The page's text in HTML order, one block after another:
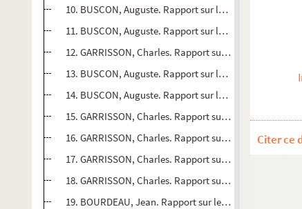
10. BUSCON, Auguste. Rapport sur les concours de
11. BUSCON, Auguste. Rapport sur les concours de
12. GARRISSON, Charles. Rapport sur le concours de
13. BUSCON, Auguste. Rapport sur le concours de
14. BUSCON, Auguste. Rapport sur le concours de
15. GARRISSON, Charles. Rapport sur le concours de
16. GARRISSON, Charles. Rapport sur le concours de
17. GARRISSON, Charles. Rapport sur le concours de
18. GARRISSON, Charles. Rapport sur les concours pour
19. BOURDEAU, Jean. Rapport sur les concours pour
Citer ce